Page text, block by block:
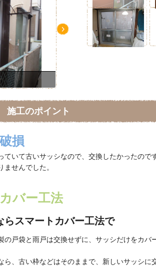
施工のポイント
破損
ていて古いサッシなので、交換したかったので
せんでした。
カバー工法
らスマートカバー工法で
の戸袋と雨戸は交換せずに、サッシだけをカバ
ら、古い枠などはそのままで、新しいサッシに